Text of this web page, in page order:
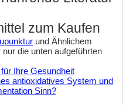
zum Kaufen
und Ähnlichem
die unten aufgeführten
Ihre Gesundheit
antioxidatives System und
Sinn?